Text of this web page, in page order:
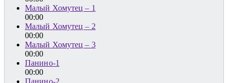
Малый Хомутец – 1
00:00
Малый Хомутец – 2
00:00
Малый Хомутец – 3
00:00
Панино-1
00:00